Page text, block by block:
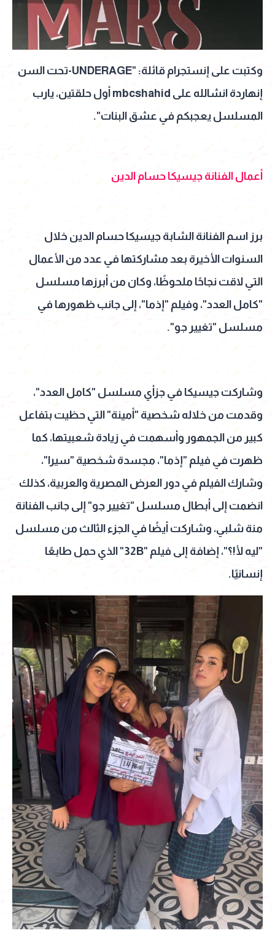
وكتبت على إنستجرام قائلة: "UNDERAGE-تحت السن
إنهاردة انشالله على mbcshahid أول حلقتين، يارب
المسلسل يعجبكم في عشق البنات".
أعمال الفنانة جيسيكا حسام الدين
برز اسم الفنانة الشابة جيسيكا حسام الدين خلال
السنوات الأخيرة بعد مشاركتها في عدد من الأعمال
التي لاقت نجاحًا ملحوظًا، وكان من أبرزها مسلسل
"كامل العدد"، وفيلم "إذما"، إلى جانب ظهورها في
مسلسل "تغيير جو".
وشاركت جيسيكا في جزأي مسلسل "كامل العدد"،
وقدمت من خلاله شخصية "أمينة" التي حظيت بتفاعل
كبير من الجمهور وأسهمت في زيادة شعبيتها، كما
ظهرت في فيلم "إذما"، مجسدة شخصية "سيرا"،
وشارك الفيلم في دور العرض المصرية والعربية، كذلك
انضمت إلى أبطال مسلسل "تغيير جو" إلى جانب الفنانة
منة شلبي، وشاركت أيضًا في الجزء الثالث من مسلسل
"ليه لأ!؟"، إضافة إلى فيلم "32B" الذي حمل طابعًا
إنسانيًا.